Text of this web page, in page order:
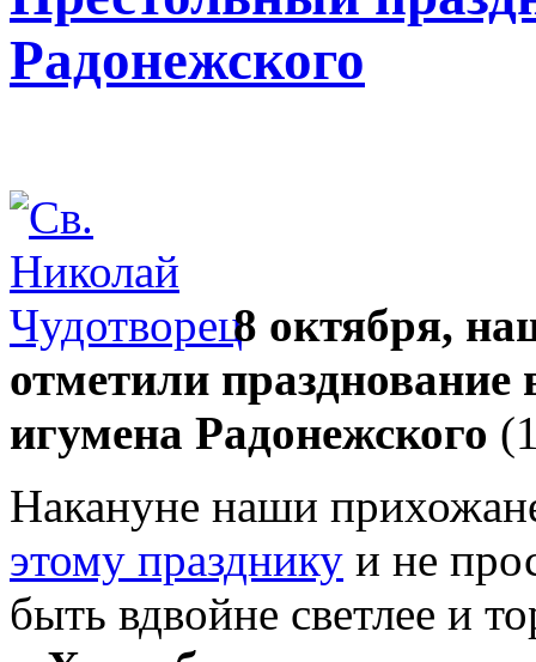
Радонежского
8 октября,
отметили празднование
игумена Радонежского
Накануне наши
этому празднику и не
быть вдвойне светлее и